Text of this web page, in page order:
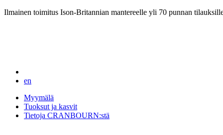
Ilmainen toimitus Ison-Britannian mantereelle yli 70 punnan
en
Myymälä
Tuoksut ja kasvit
Tietoja CRANBOURN:stä